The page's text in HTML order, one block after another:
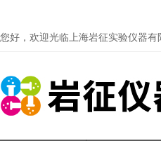
您好，欢迎光临上海岩征实验仪器有